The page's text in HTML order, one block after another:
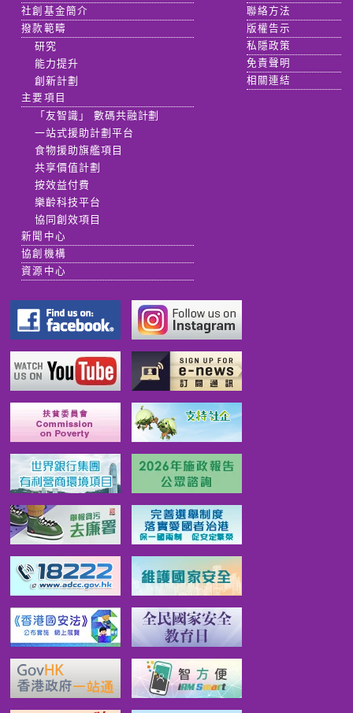
社創基金簡介
撥款範疇
研究
能力提升
創新計劃
主要項目
「友智識」 數碼共融計劃
一站式援助計劃平台
食物援助旗艦項目
共享價值計劃
按效益付費
樂齡科技平台
協同創效項目
新聞中心
協創機構
資源中心
聯絡方法
版權告示
私隱政策
免責聲明
相關連結